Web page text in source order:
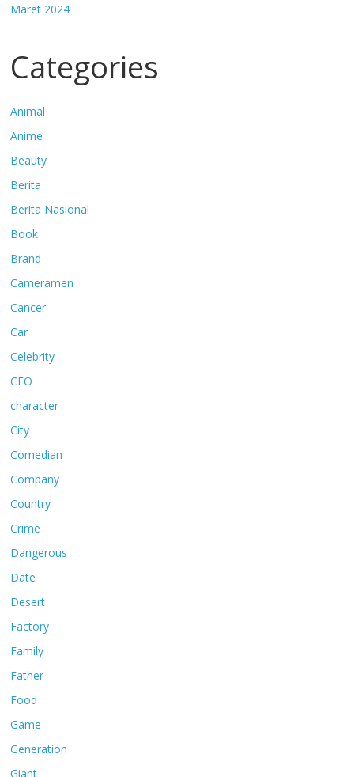
Maret 2024
Categories
Animal
Anime
Beauty
Berita
Berita Nasional
Book
Brand
Cameramen
Cancer
Car
Celebrity
CEO
character
City
Comedian
Company
Country
Crime
Dangerous
Date
Desert
Factory
Family
Father
Food
Game
Generation
Giant